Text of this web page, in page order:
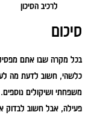
לרכיב הסיכון
סיכום
בכל מקרה שבו אתם
כלשהי, חשוב לדעת מה
משפחתי ושיקולים
פעילה, אבל חשוב לבדוק